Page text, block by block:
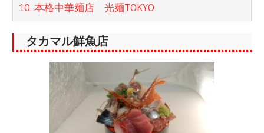
10. 本格中華麺店 光麺TOKYO
タカマル鮮魚店